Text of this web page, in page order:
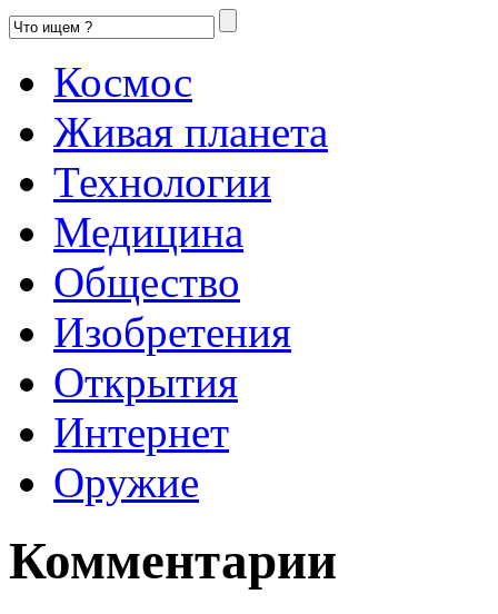
Космос
Живая планета
Технологии
Медицина
Общество
Изобретения
Открытия
Интернет
Оружие
Комментарии